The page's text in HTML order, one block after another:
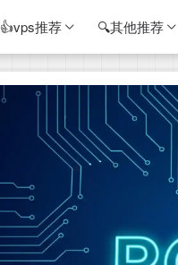
👍vps推荐 🔍其他推荐